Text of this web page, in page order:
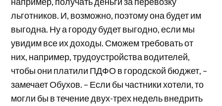
льготников. И, возможно, поэтому она будет им
выгодна. Ну а городу будет выгодно, если мы
увидим все их доходы. Сможем требовать от
них, например, трудоустройства водителей,
чтобы они платили ПДФО в городской бюджет, –
замечает Обухов. – Если бы частники хотели, то
могли бы в течение двух-трех недель внедрить